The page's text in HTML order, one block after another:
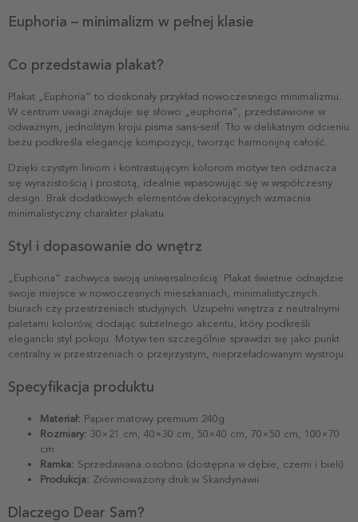
Euphoria – minimalizm w pełnej klasie
Co przedstawia plakat?
Plakat „Euphoria” to doskonały przykład nowoczesnego minimalizmu.
W centrum uwagi znajduje się słowo „euphoria”, przedstawione w
odważnym, jednolitym kroju pisma sans-serif. Tło w delikatnym odcieniu
beżu podkreśla elegancję kompozycji, tworząc harmonijną całość.
Dzięki czystym liniom i kontrastującym kolorom motyw ten odznacza
się wyrazistością i prostotą, idealnie wpasowując się w współczesny
design. Brak dodatkowych elementów dekoracyjnych wzmacnia
minimalistyczny charakter plakatu.
Styl i dopasowanie do wnętrz
„Euphoria” zachwyca swoją uniwersalnością. Plakat świetnie odnajdzie
swoje miejsce w nowoczesnych mieszkaniach, minimalistycznych
biurach czy przestrzeniach studyjnych. Uzupełni wnętrza z neutralnymi
paletami kolorów, dodając subtelnego akcentu, który podkreśli
elegancki styl pokoju. Motyw ten szczególnie sprawdzi się jako punkt
centralny w przestrzeniach o przejrzystym, nieprzeładowanym wystroju.
Specyfikacja produktu
Materiał: Papier matowy premium 240g
Rozmiary: 30×21 cm, 40×30 cm, 50×40 cm, 70×50 cm, 100×70
cm
Ramka: Sprzedawana osobno (dostępna w dębie, czerni i bieli)
Produkcja: Zrównoważony druk w Skandynawii
Dlaczego Dear Sam?